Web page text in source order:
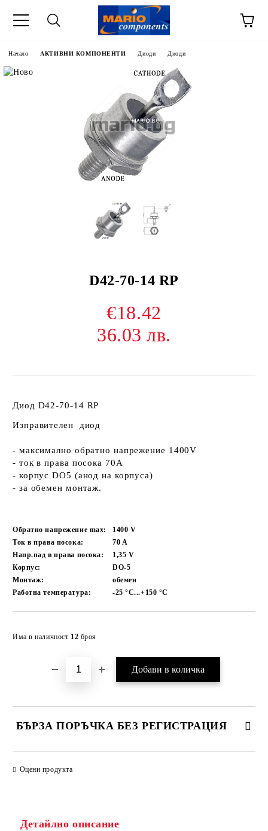
Начало АКТИВНИ КОМПОНЕНТИ Диоди Диоди
D42-70-14 RP
€18.42
36.03 лв.
Диод D42-70-14 RP
Изправителен диод
- максимално обратно напрежение 1400V
- ток в права посока 70A
- корпус DO5 (анод на корпуса)
- за обемен монтаж.
Обратно напрежение max: 1400 V
Ток в права посока:
70 A
Напр.пад в права посока:
1,35 V
Корпус:
DO-5
Монтаж:
обемен
Работна температура:
-25 °C...+150 °C
Има в наличност 12 броя
БЪРЗА ПОРЪЧКА БЕЗ РЕГИСТРАЦИЯ
Съгласен съм с
Оцени продукта
Детайлно описание